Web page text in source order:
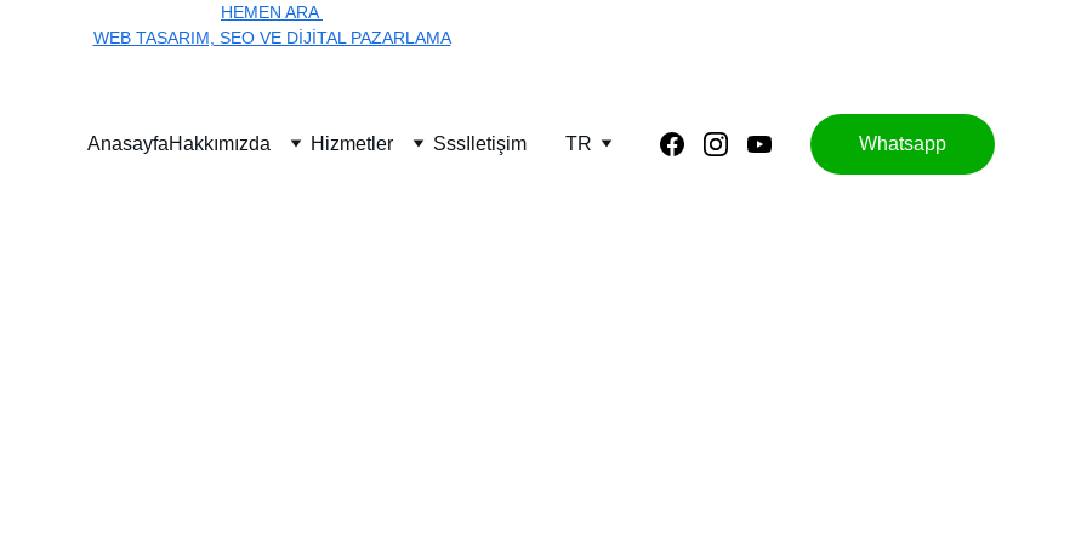
HEMEN ARA
WEB TASARIM, SEO VE DIJITAL PAZARLAMA
AnasayfaHakkımızda Hizmetler Sss Iletişim TR Whatsapp